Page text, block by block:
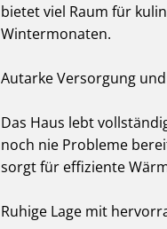
bietet viel Raum für
Wintermonaten.
Autarke Versorgung
Das Haus lebt
noch nie Probleme
sorgt für effiziente
Ruhige Lage mit